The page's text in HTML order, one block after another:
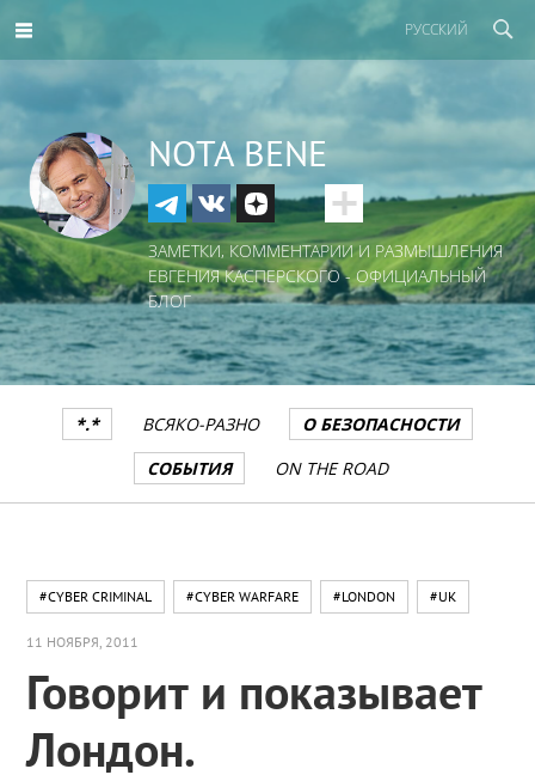
РУССКИЙ
NOTA BENE
ЗАМЕТКИ, КОММЕНТАРИИ И РАЗМЫШЛЕНИЯ
ЕВГЕНИЯ КАСПЕРСКОГО - ОФИЦИАЛЬНЫЙ
БЛОГ
*.* ВСЯКО-РАЗНО
О БЕЗОПАСНОСТИ
СОБЫТИЯ
ON THE ROAD
#CYBER CRIMINAL #CYBER WARFARE #LONDON #UK
11 НОЯБРЯ, 2011
Говорит и показывает
Лондон.